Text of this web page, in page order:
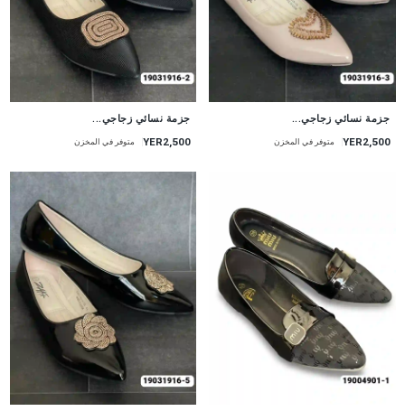
جزمة نسائي زجاجي...
YER2,500 متوفر في المخزن
جزمة نسائي زجاجي...
YER2,500 متوفر في المخزن